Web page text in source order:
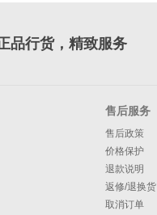
品行货，精致服务
售后服务
售后政策
价格保护
退款说明
返修/退换货
取消订单